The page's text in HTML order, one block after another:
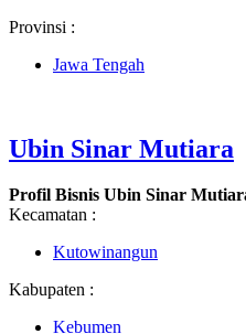
Provinsi :
Jawa Tengah
Ubin Sinar Mutiara
Profil Bisnis Ubin Sinar
Kecamatan :
Kutowinangun
Kabupaten :
Kebumen